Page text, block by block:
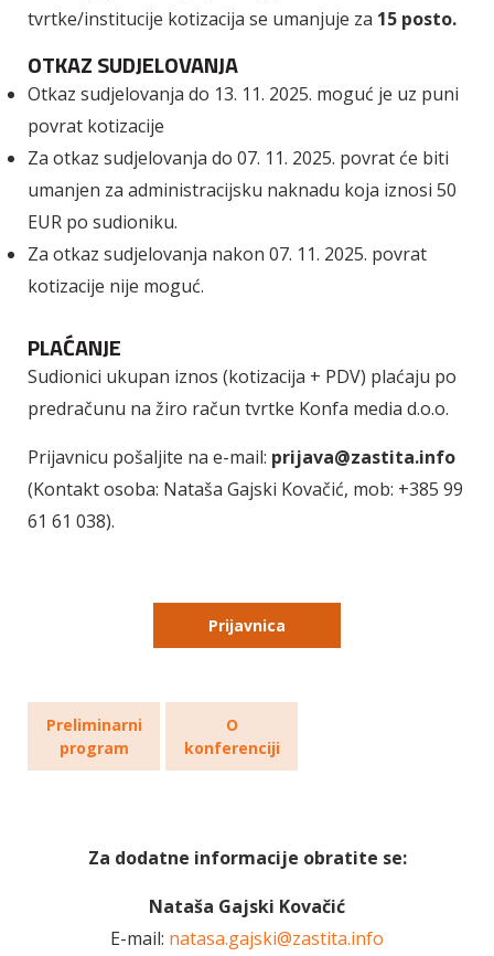
tvrtke/institucije kotizacija se umanjuje za 15 posto.
OTKAZ SUDJELOVANJA
Otkaz sudjelovanja do 13. 11. 2025. moguć je uz puni
povrat kotizacije
Za otkaz sudjelovanja do 07. 11. 2025. povrat će biti
umanjen za administracijsku naknadu koja iznosi 50
EUR po sudioniku.
Za otkaz sudjelovanja nakon 07. 11. 2025. povrat
kotizacije nije moguć.
PLAĆANJE
Sudionici ukupan iznos (kotizacija + PDV) plaćaju po
predračunu na žiro račun tvrtke Konfa media d.o.o.
Prijavnicu pošaljite na e-mail: prijava@zastita.info
(Kontakt osoba: Nataša Gajski Kovačić, mob: +385 99
61 61 038).
Prijavnica
Preliminarni
program
O
konferenciji
Za dodatne informacije obratite se:
Nataša Gajski Kovačić
E-mail: natasa.gajski@zastita.info